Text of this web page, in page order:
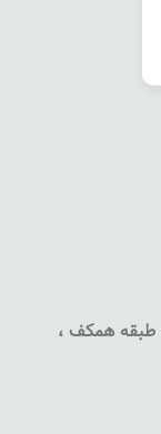
، طبقه همکف ،